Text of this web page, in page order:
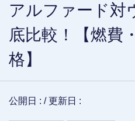
アルファード対
底比較！【燃費
格】
公開日 : / 更新日 :